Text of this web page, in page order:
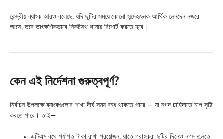
কেন্দ্রীয় ব্যাংক আরও বলেছে, যদি ছুটির সময়ে কোনো সন্দেহজনক আর্থিক লেনদেন নজরে
আসে, তবে তাৎক্ষণিকভাবে নিকটস্থ থানায় রিপোর্ট করতে হবে।
কেন এই নির্দেশনা গুরুত্বপূর্ণ?
নির্বাচন উপলক্ষে ব্যাংকগুলোর শাখা দীর্ঘ সময় বন্ধ থাকতে পারে — যা নগদ চাহিদাতে চাপ সৃষ্টি
করতে পারে। তাই—
এটিএম বুথে পর্যাপ্ত টাকা রাখা প্রয়োজন, যাতে গ্রাহকরা ছুটির দিনেও নগদ তুলতে